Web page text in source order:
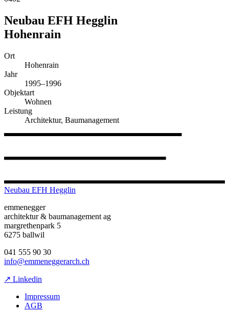
Neubau EFH Hegglin
Hohenrain
Ort
Hohenrain
Jahr
1995–1996
Objektart
Wohnen
Leistung
Architektur, Baumanagement
Neubau EFH Hegglin
emmenegger
architektur & baumanagement ag
margrethenpark 5
6275 ballwil
041 555 90 30
info@emmeneggerarch.ch
↗ Linkedin
Impressum
AGB